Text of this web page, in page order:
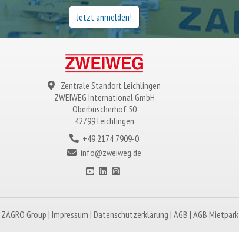
Jetzt anmelden!
Zentrale Standort Leichlingen
ZWEIWEG International GmbH
Oberbüscherhof 50
42799 Leichlingen
+49 2174 7909-0
info@zweiweg.de
ZAGRO Group | Impressum | Datenschutzerklärung | AGB | AGB Mietpark